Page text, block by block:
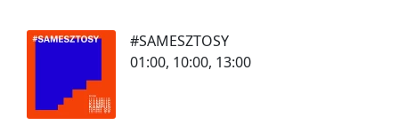
#SAMESZTOSY
01:00, 10:00, 13:00